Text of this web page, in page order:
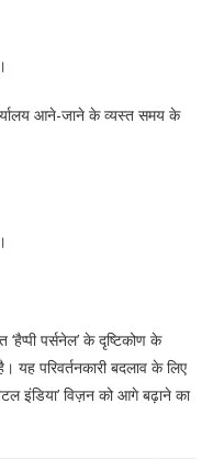
आने-जाने के व्यस्त समय के
पर्सनेल’ के दृष्टिकोण के
परिवर्तनकारी बदलाव के लिए
इंडिया’ विज़न को आगे बढ़ाने का